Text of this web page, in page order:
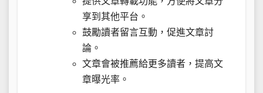
享到其他平台。
鼓勵讀者留言互動，促進文章討
論。
文章會被推薦給更多讀者，提高文
章曝光率。